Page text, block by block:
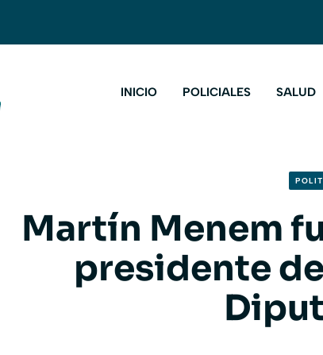
INICIO POLICIALES SALUD
Martín Menem
presidente